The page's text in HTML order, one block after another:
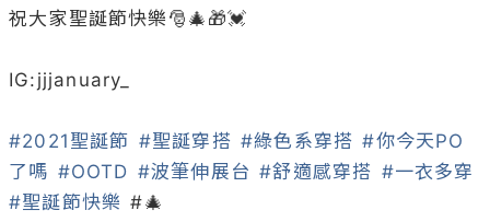
祝大家聖誕節快樂🎅🎄🎁💓
IG:jjjanuary_
#2021聖誕節 #聖誕穿搭 #綠色系穿搭 #你今天PO
了嗎 #OOTD #波筆伸展台 #舒適感穿搭 #一衣多穿
#聖誕節快樂 #🎄